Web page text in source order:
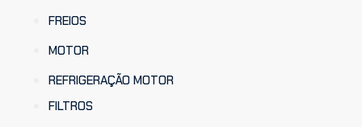
FREIOS
MOTOR
REFRIGERAÇÃO MOTOR
FILTROS